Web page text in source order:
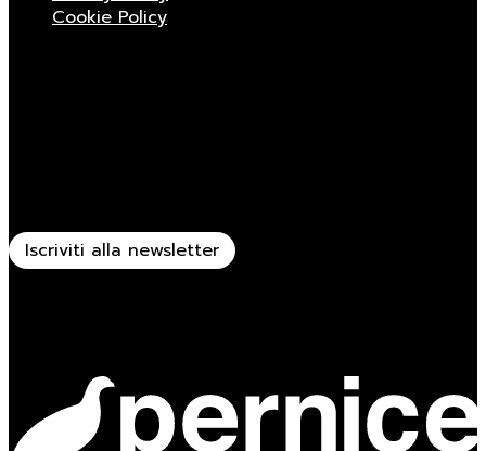
Cookie Policy
Iscriviti alla newsletter